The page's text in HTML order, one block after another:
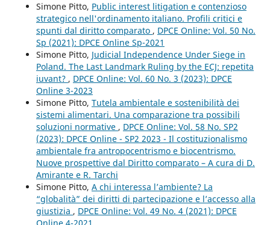
Simone Pitto, Public interest litigation e contenzioso
strategico nell'ordinamento italiano. Profili critici e
spunti dal diritto comparato , DPCE Online: Vol. 50 No.
Sp (2021): DPCE Online Sp-2021
Simone Pitto, Judicial Independence Under Siege in
Poland. The Last Landmark Ruling by the ECJ: repetita
iuvant? , DPCE Online: Vol. 60 No. 3 (2023): DPCE
Online 3-2023
Simone Pitto, Tutela ambientale e sostenibilità dei
sistemi alimentari. Una comparazione tra possibili
soluzioni normative , DPCE Online: Vol. 58 No. SP2
(2023): DPCE Online - SP2 2023 - Il costituzionalismo
ambientale fra antropocentrismo e biocentrismo.
Nuove prospettive dal Diritto comparato – A cura di D.
Amirante e R. Tarchi
Simone Pitto, A chi interessa l’ambiente? La
“globalità” dei diritti di partecipazione e l’accesso alla
giustizia , DPCE Online: Vol. 49 No. 4 (2021): DPCE